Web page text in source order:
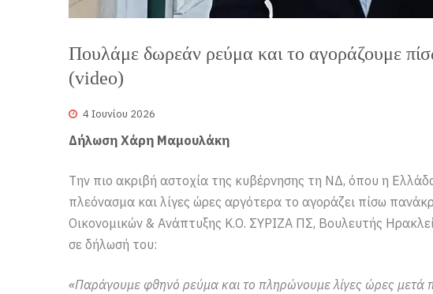
Πουλάμε δωρεάν ρεύμα και το αγοράζουμε
(video)
4 Ιουνίου 2026
Δήλωση Χάρη Μαμουλάκη
Την πιο ακριβή αστοχία της κυβέρνησης τη ΝΔ, όπου η
πλεόνασμα και λίγες ώρες αργότερα το αγοράζει πίσω
Οικονομικών & Ανάπτυξης Κ.Ο. ΣΥΡΙΖΑ ΠΣ, Βουλευτής
σε δήλωσή του:
«Παράγουμε φθηνό ρεύμα και το πληρώνουμε λίγες ώρες μετά